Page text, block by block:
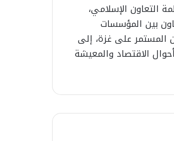
التعاون الإسلامي،
التعاون بين المؤسسات
المستمر على غزة، إلى
الاقتصاد والمعيشة